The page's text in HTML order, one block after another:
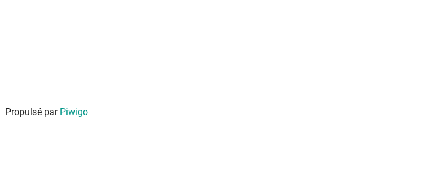
Propulsé par Piwigo